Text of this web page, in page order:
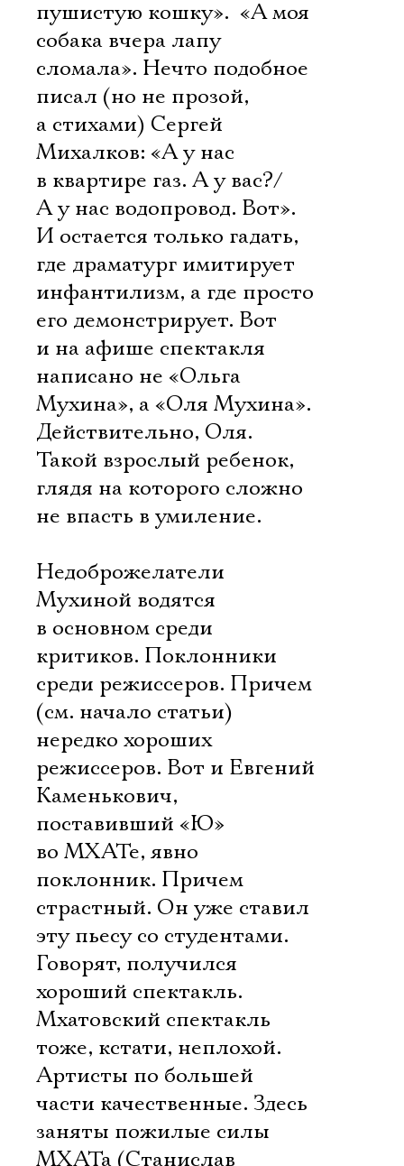
пушистую кошку».  «А моя
собака вчера лапу
сломала». Нечто подобное
писал (но не прозой,
а стихами) Сергей
Михалков: «А у нас
в квартире газ. А у вас?/
А у нас водопровод. Вот».
И остается только гадать,
где драматург имитирует
инфантилизм, а где просто
его демонстрирует. Вот
и на афише спектакля
написано не «Ольга
Мухина», а «Оля Мухина».
Действительно, Оля.
Такой взрослый ребенок,
глядя на которого сложно
не впасть в умиление.
Недоброжелатели
Мухиной водятся
в основном среди
критиков. Поклонники 
среди режиссеров. Причем
(см. начало статьи)
нередко хороших
режиссеров. Вот и Евгений
Каменькович,
поставивший «Ю»
во МХАТе, явно
поклонник. Причем
страстный. Он уже ставил
эту пьесу со студентами.
Говорят, получился
хороший спектакль.
Мхатовский спектакль
тоже, кстати, неплохой.
Артисты по большей
части качественные. Здесь
заняты пожилые силы
МХАТа (Станислав